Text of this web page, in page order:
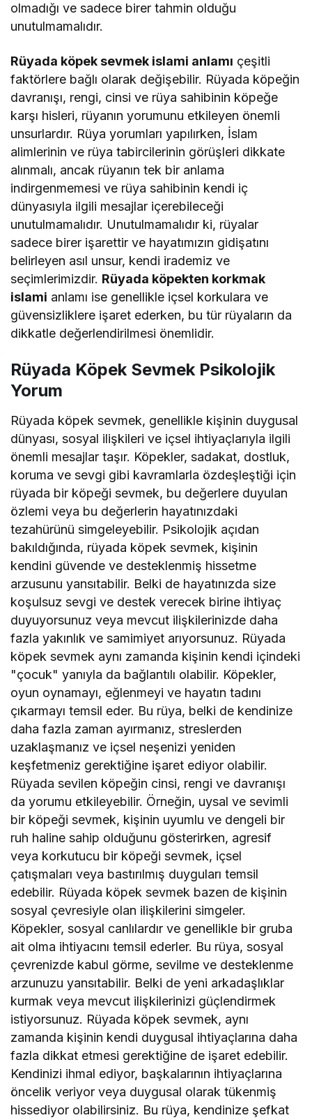
olmadığı ve sadece birer tahmin olduğu
unutulmamalıdır.
Rüyada köpek sevmek islami anlamı çeşitli
faktörlere bağlı olarak değişebilir. Rüyada köpeğin
davranışı, rengi, cinsi ve rüya sahibinin köpeğe
karşı hisleri, rüyanın yorumunu etkileyen önemli
unsurlardır. Rüya yorumları yapılırken, İslam
alimlerinin ve rüya tabircilerinin görüşleri dikkate
alınmalı, ancak rüyanın tek bir anlama
indirgenmemesi ve rüya sahibinin kendi iç
dünyasıyla ilgili mesajlar içerebileceği
unutulmamalıdır. Unutulmamalıdır ki, rüyalar
sadece birer işarettir ve hayatımızın gidişatını
belirleyen asıl unsur, kendi irademiz ve
seçimlerimizdir. Rüyada köpekten korkmak
islami anlamı ise genellikle içsel korkulara ve
güvensizliklere işaret ederken, bu tür rüyaların da
dikkatle değerlendirilmesi önemlidir.
Rüyada Köpek Sevmek Psikolojik
Yorum
Rüyada köpek sevmek, genellikle kişinin duygusal
dünyası, sosyal ilişkileri ve içsel ihtiyaçlarıyla ilgili
önemli mesajlar taşır. Köpekler, sadakat, dostluk,
koruma ve sevgi gibi kavramlarla özdeşleştiği için
rüyada bir köpeği sevmek, bu değerlere duyulan
özlemi veya bu değerlerin hayatınızdaki
tezahürünü simgeleyebilir. Psikolojik açıdan
bakıldığında, rüyada köpek sevmek, kişinin
kendini güvende ve desteklenmiş hissetme
arzusunu yansıtabilir. Belki de hayatınızda size
koşulsuz sevgi ve destek verecek birine ihtiyaç
duyuyorsunuz veya mevcut ilişkilerinizde daha
fazla yakınlık ve samimiyet arıyorsunuz. Rüyada
köpek sevmek aynı zamanda kişinin kendi içindeki
"çocuk" yanıyla da bağlantılı olabilir. Köpekler,
oyun oynamayı, eğlenmeyi ve hayatın tadını
çıkarmayı temsil eder. Bu rüya, belki de kendinize
daha fazla zaman ayırmanız, streslerden
uzaklaşmanız ve içsel neşenizi yeniden
keşfetmeniz gerektiğine işaret ediyor olabilir.
Rüyada sevilen köpeğin cinsi, rengi ve davranışı
da yorumu etkileyebilir. Örneğin, uysal ve sevimli
bir köpeği sevmek, kişinin uyumlu ve dengeli bir
ruh haline sahip olduğunu gösterirken, agresif
veya korkutucu bir köpeği sevmek, içsel
çatışmaları veya bastırılmış duyguları temsil
edebilir. Rüyada köpek sevmek bazen de kişinin
sosyal çevresiyle olan ilişkilerini simgeler.
Köpekler, sosyal canlılardır ve genellikle bir gruba
ait olma ihtiyacını temsil ederler. Bu rüya, sosyal
çevrenizde kabul görme, sevilme ve desteklenme
arzunuzu yansıtabilir. Belki de yeni arkadaşlıklar
kurmak veya mevcut ilişkilerinizi güçlendirmek
istiyorsunuz. Rüyada köpek sevmek, aynı
zamanda kişinin kendi duygusal ihtiyaçlarına daha
fazla dikkat etmesi gerektiğine de işaret edebilir.
Kendinizi ihmal ediyor, başkalarının ihtiyaçlarına
öncelik veriyor veya duygusal olarak tükenmiş
hissediyor olabilirsiniz. Bu rüya, kendinize şefkat